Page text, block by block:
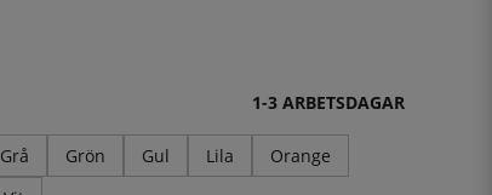
1-3 ARBETSDAGAR
Grå Grön Gul Lila
Orange